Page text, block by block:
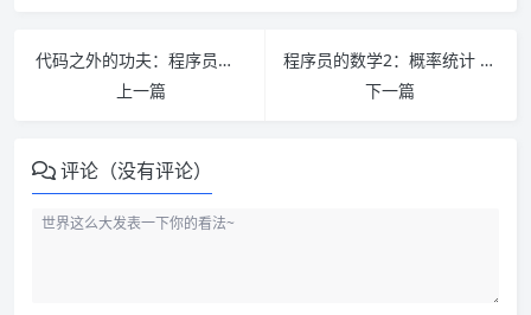
代码之外的功夫：程序员精进之路 PDF下载
上一篇
程序员的数学2：概率统计 PDF下载
下一篇
评论（没有评论）